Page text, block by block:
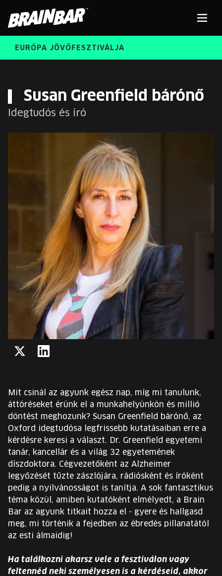
Bar
KORÁBBI ELŐADÓK
BRAIN BAR™ TRIBE
EURÓPA JÖVŐFESZTIVÁLJA
ELŐADÓK
INGYENES DIÁK- ÉS TANÁRREGISZTRÁCIÓ
JEGYEK
KOSÁR
EN
EURÓPA JÖVŐFESZTIVÁLJA
INGYENES DIÁK- ÉS TANÁRREGISZTRÁCIÓ
Susan Greenfield bárónő
Idegtudós és író
Mit csinál az agyunk egész nap, míg mi tanulunk,
áttöréseket érünk el a munkahelyünkön és millió
döntést meghozunk? Susan Greenfield bárónő, az
Oxford idegtudósa legfrissebb kutatásaiban erre a
kérdésre keresi a választ. Dr. Greenfield egyetemi
tanár, kancellár és a világ 32 egyetemének
díszdoktora. Cégvezetőként az Alzheimer
legyőzését tűzte zászlójára, rádiósként és íróként
pedig a nyilvánosságot is tanítja. A sok fantasztikus
téma közül, amiben kutatóként elmélyedt, a Brain
Bar az agyunk titkait hozza el - gyere és hallgasd
meg, mi történik a fejedben az ébredés pillanatától
az esti álmaidig!
Ha találkozni akarsz vele a fesztiválon vagy
feltennéd neki személyesen is a kérdéseid, akkor